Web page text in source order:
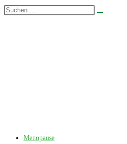
Zum
Diese
Menopause